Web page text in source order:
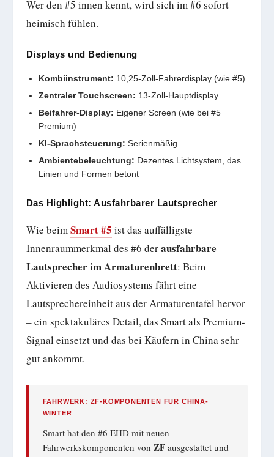
Wer den #5 innen kennt, wird sich im #6 sofort
heimisch fühlen.
Displays und Bedienung
Kombiinstrument: 10,25-Zoll-Fahrerdisplay (wie #5)
Zentraler Touchscreen: 13-Zoll-Hauptdisplay
Beifahrer-Display: Eigener Screen (wie bei #5
Premium)
KI-Sprachsteuerung: Serienmäßig
Ambientebeleuchtung: Dezentes Lichtsystem, das
Linien und Formen betont
Das Highlight: Ausfahrbarer Lautsprecher
Wie beimSmart #5 ist das auffälligste
Innenraummerkmal des #6 derausfahrbare
Lautsprecher im Armaturenbrett: Beim
Aktivieren des Audiosystems fährt eine
Lautsprechereinheit aus der Armaturentafel hervor
– ein spektakuläres Detail, das Smart als Premium-
Signal einsetzt und das bei Käufern in China sehr
gut ankommt.
FAHRWERK: ZF-KOMPONENTEN FÜR CHINA-
WINTER
Smart hat den #6 EHD mit neuen
Fahrwerkskomponenten von ZFausgestattet und